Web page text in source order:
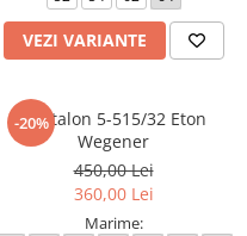
VEZI VARIANTE
-20%
Pantalon 5-515/32 Eton
Wegener
450,00 Lei
360,00 Lei
Marime: